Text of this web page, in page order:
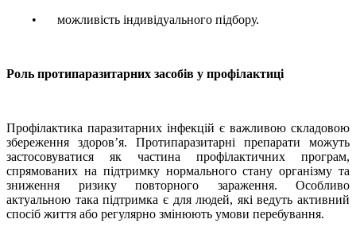
•
можливість індивідуального підбору.
Роль протипаразитарних засобів у профілактиці
Профілактика паразитарних інфекцій є важливою складовою
збереження здоров’я. Протипаразитарні препарати можуть
застосовуватися як частина профілактичних програм,
спрямованих на підтримку нормального стану організму та
зниження ризику повторного зараження. Особливо
актуальною така підтримка є для людей, які ведуть активний
спосіб життя або регулярно змінюють умови перебування.